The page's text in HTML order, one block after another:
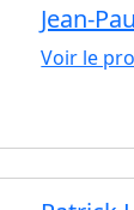
Jean-
Voir le